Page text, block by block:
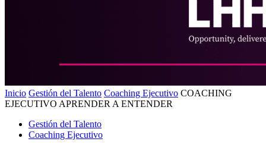
Inicio Gestión del Talento Coaching Ejecutivo COACHING
EJECUTIVO APRENDER A ENTENDER
Gestión del Talento
Coaching Ejecutivo